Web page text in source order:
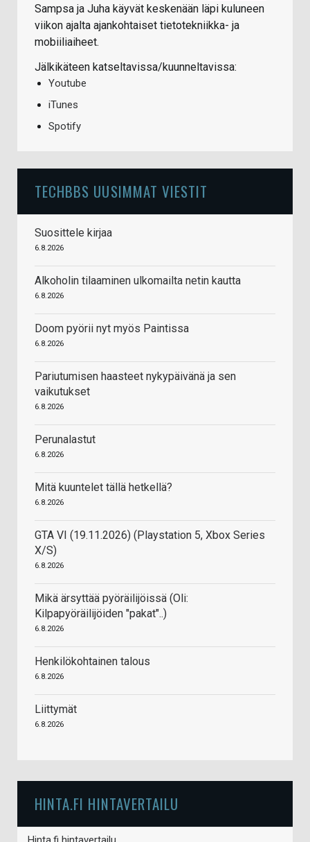
Sampsa ja Juha käyvät keskenään läpi kuluneen
viikon ajalta ajankohtaiset tietotekniikka- ja
mobiiliaiheet.
Jälkikäteen katseltavissa/kuunneltavissa:
Youtube
iTunes
Spotify
TECHBBS UUSIMMAT VIESTIT
Suosittele kirjaa
6.8.2026
Alkoholin tilaaminen ulkomailta netin kautta
6.8.2026
Doom pyörii nyt myös Paintissa
6.8.2026
Pariutumisen haasteet nykypäivänä ja sen
vaikutukset
6.8.2026
Perunalastut
6.8.2026
Mitä kuuntelet tällä hetkellä?
6.8.2026
GTA VI (19.11.2026) (Playstation 5, Xbox Series
X/S)
6.8.2026
Mikä ärsyttää pyöräilijöissä (Oli:
Kilpapyöräilijöiden "pakat"..)
6.8.2026
Henkilökohtainen talous
6.8.2026
Liittymät
6.8.2026
HINTA.FI HINTAVERTAILU